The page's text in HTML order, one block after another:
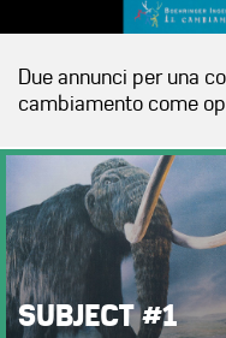
Due annunci per una
cambiamento come
SUBJECT #1